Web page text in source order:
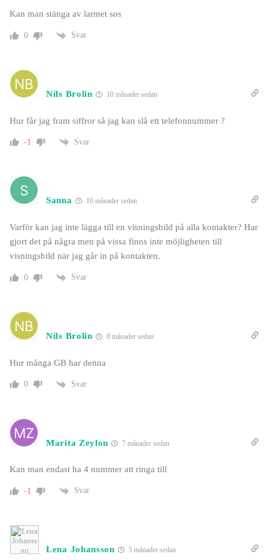
Kan man stänga av larmet sos
0 Svar
Nils Brolin 10 månader sedan
Hur får jag fram siffror så jag kan slå ett telefonnummer ?
-1 Svar
Sanna 10 månader sedan
Varför kan jag inte lägga till en visningsbild på alla kontakter? Har
gjort det på några men på vissa finns inte möjligheten till
visningsbild när jag går in på kontakten.
0 Svar
Nils Brolin 8 månader sedan
Hur många GB har denna
0 Svar
Marita Zeylon 7 månader sedan
Kan man endast ha 4 nummer att ringa till
-1 Svar
Lena Johansson 5 månader sedan